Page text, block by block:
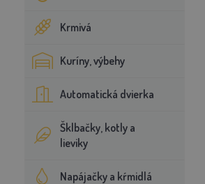
Krmivá
Kuríny, výbehy
Automatická dvierka
Šklbačky, kotly a
lieviky
Napájačky a kŕmidlá